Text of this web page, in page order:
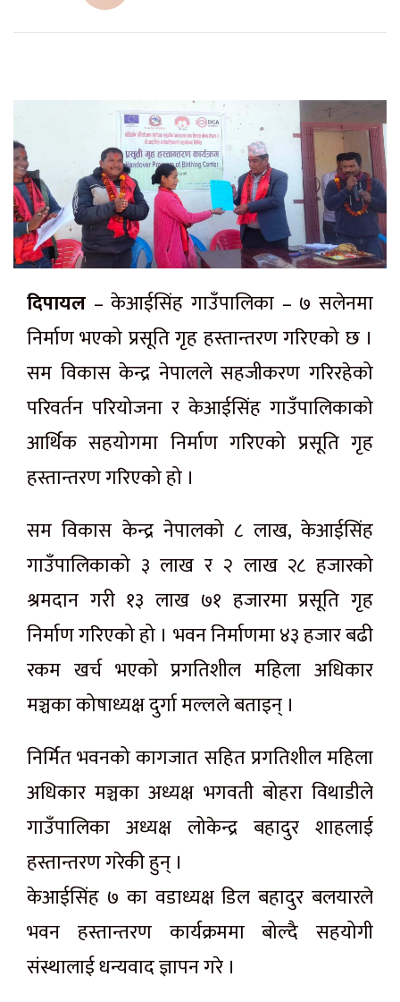
दिपायल – केआईसिंह गाउँपालिका – ७ सलेनमा
निर्माण भएको प्रसूति गृह हस्तान्तरण गरिएको छ ।
सम विकास केन्द्र नेपालले सहजीकरण गरिरहेको
परिवर्तन परियोजना र केआईसिंह गाउँपालिकाको
आर्थिक सहयोगमा निर्माण गरिएको प्रसूति गृह
हस्तान्तरण गरिएको हो ।
सम विकास केन्द्र नेपालको ८ लाख, केआईसिंह
गाउँपालिकाको ३ लाख र २ लाख २८ हजारको
श्रमदान गरी १३ लाख ७१ हजारमा प्रसूति गृह
निर्माण गरिएको हो । भवन निर्माणमा ४३ हजार बढी
रकम खर्च भएको प्रगतिशील महिला अधिकार
मञ्चका कोषाध्यक्ष दुर्गा मल्लले बताइन् ।
निर्मित भवनको कागजात सहित प्रगतिशील महिला
अधिकार मञ्चका अध्यक्ष भगवती बोहरा विथाडीले
गाउँपालिका अध्यक्ष लोकेन्द्र बहादुर शाहलाई
हस्तान्तरण गरेकी हुन् ।
केआईसिंह ७ का वडाध्यक्ष डिल बहादुर बलयारले
भवन हस्तान्तरण कार्यक्रममा बोल्दै सहयोगी
संस्थालाई धन्यवाद ज्ञापन गरे ।